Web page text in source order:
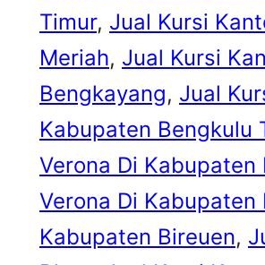
Timur, Jual Kursi
Meriah, Jual Kursi
Bengkayang, Jual
Kabupaten Bengkulu
Verona Di Kabupaten
Verona Di Kabupaten
Kabupaten Bireuen,